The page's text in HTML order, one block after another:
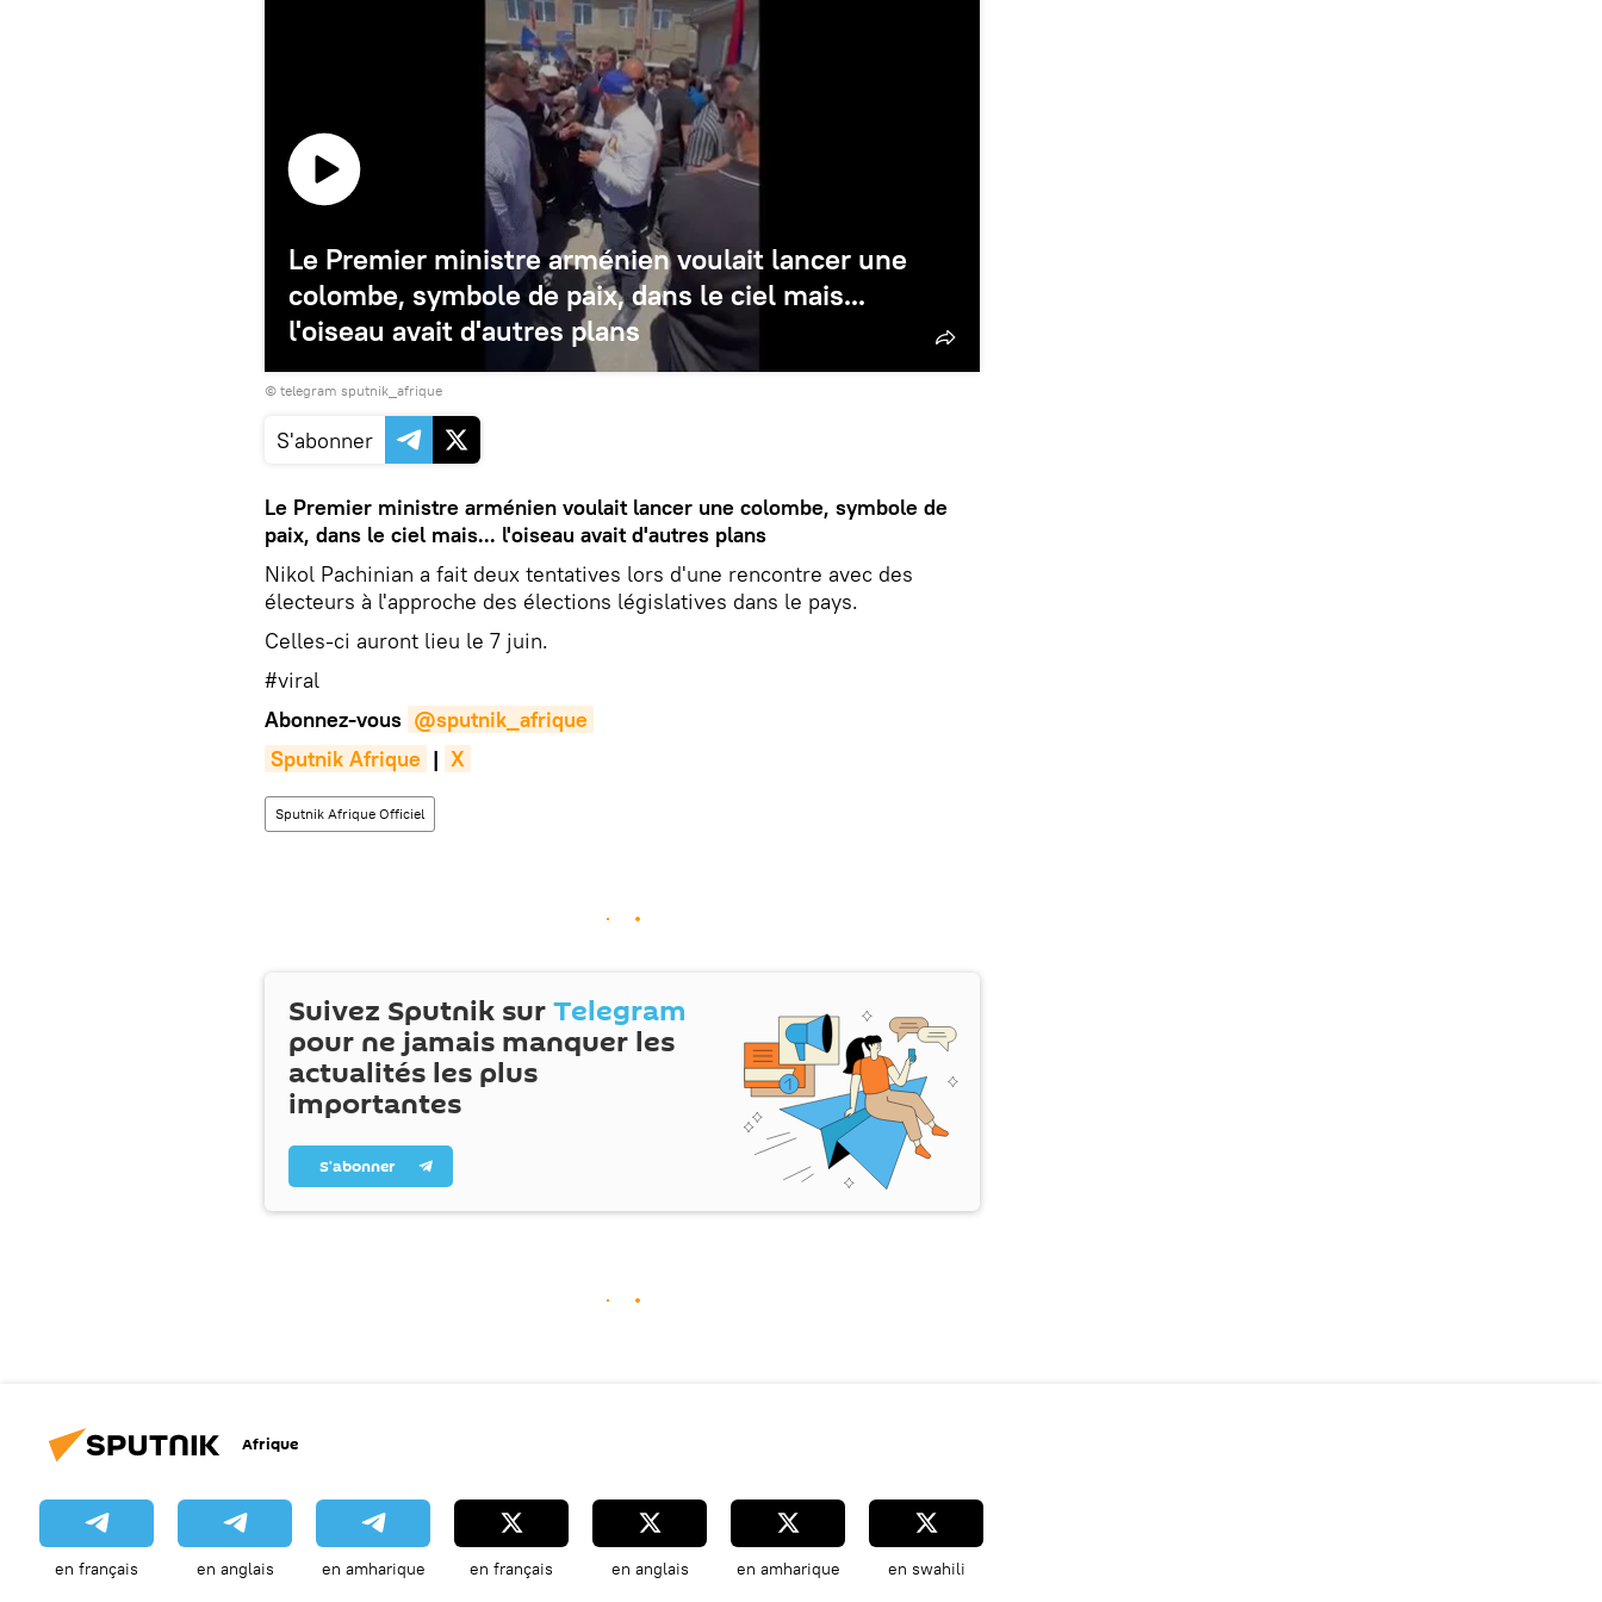
Le Premier ministre arménien voulait lancer une
colombe, symbole de paix, dans le ciel mais...
l'oiseau avait d'autres plans
© telegram sputnik_afrique
S'abonner
Le Premier ministre arménien voulait lancer une colombe, symbole de
paix, dans le ciel mais... l'oiseau avait d'autres plans
Nikol Pachinian a fait deux tentatives lors d'une rencontre avec des
électeurs à l'approche des élections législatives dans le pays.
Celles-ci auront lieu le 7 juin.
#viral
Abonnez-vous @sputnik_afrique
Sputnik Afrique | X
Sputnik Afrique Officiel
Suivez Sputnik surTelegram
pour ne jamais manquer les
actualités les plus
importantes
S’abonner
Afrique
en français en anglais en amharique en français en anglais en amharique en swahili